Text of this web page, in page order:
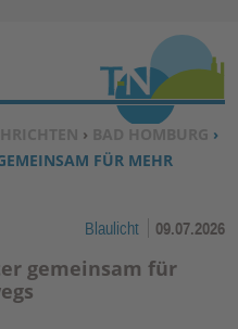
↓
› BAD HOMBURG ›
FÜR MEHR
Blaulicht 09.07.2026
gemeinsam für